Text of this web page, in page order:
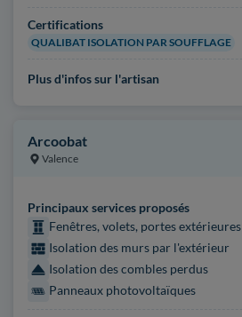
Certifications
QUALIBAT ISOLATION PAR SOUFFLAGE
Plus d'infos sur l'artisan
Arcoobat
Valence
Principaux services proposés
Fenêtres, volets, portes extérieures
Isolation des murs par l'extérieur
Isolation des combles perdus
Panneaux photovoltaïques